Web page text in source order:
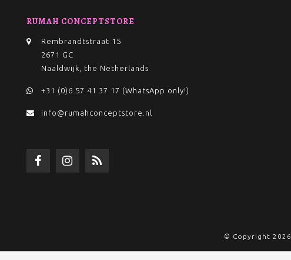
RUMAH CONCEPTSTORE
Rembrandtstraat 15
2671 GC
Naaldwijk, the Netherlands
+31 (0)6 57 41 37 17 (WhatsApp only!)
info@rumahconceptstore.nl
© Copyright